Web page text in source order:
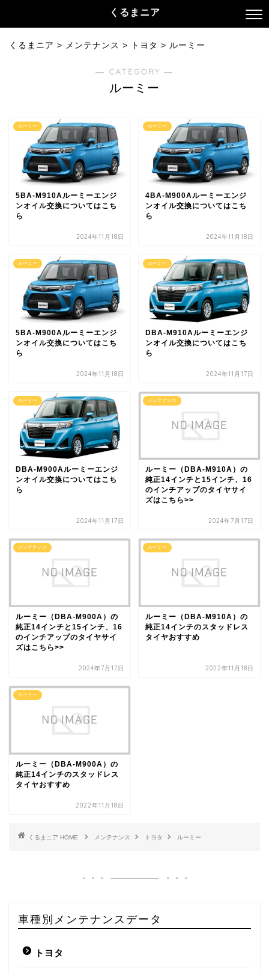
くるまニア
くるまニア > メンテナンス > トヨタ > ルーミー
― CATEGORY ―
ルーミー
ルーミー
5BA-M910Aルーミーエンジ
ンオイル交換についてはこち
ら
2024年11月18日
ルーミー
4BA-M900Aルーミーエンジ
ンオイル交換についてはこち
ら
2024年11月18日
ルーミー
5BA-M900Aルーミーエンジ
ンオイル交換についてはこち
ら
2024年11月18日
ルーミー
DBA-M910Aルーミーエンジ
ンオイル交換についてはこち
ら
2024年11月17日
ルーミー
DBA-M900Aルーミーエンジ
ンオイル交換についてはこち
ら
2024年11月17日
メンテナンス
ルーミー（DBA-M910A）の
純正14インチと15インチ、16
のインチアップのタイヤサイ
ズはこちら>>
2024年7月17日
メンテナンス
ルーミー（DBA-M900A）の
純正14インチと15インチ、16
のインチアップのタイヤサイ
ズはこちら>>
2024年7月17日
ルーミー
ルーミー（DBA-M910A）の
純正14インチのスタッドレス
タイヤおすすめ
2022年11月18日
ルーミー
ルーミー（DBA-M900A）の
純正14インチのスタッドレス
タイヤおすすめ
2022年11月18日
HOME メンテナンス トヨタ ルーミー
車種別メンテナンスデータ
トヨタ